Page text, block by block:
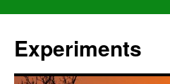
Experiments